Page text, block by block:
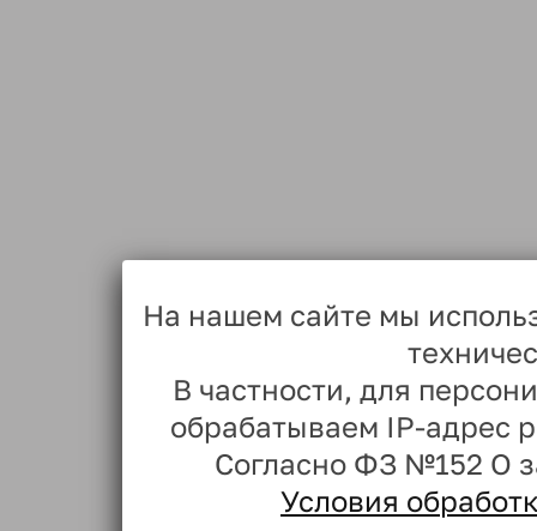
На нашем сайте мы
В частности, для
обрабатываем IP-адрес
Согласно ФЗ №152 О
Условия